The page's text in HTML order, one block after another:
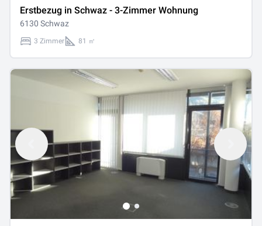
Erstbezug in Schwaz - 3-Zimmer Wohnung
6130 Schwaz
3 Zimmer 81 ㎡